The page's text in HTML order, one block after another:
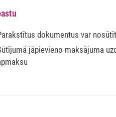
dokumentus var
jāpievieno maksājuma